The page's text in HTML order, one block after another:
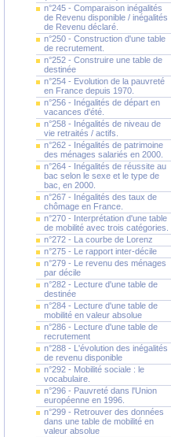
n°245 - Comparaison inégalités
de Revenu disponible / inégalités
de Revenu déclaré.
n°250 - Construction d'une table
de recrutement.
n°252 - Construire une table de
destinée
n°254 - Evolution de la pauvreté
en France depuis 1970.
n°256 - Inégalités de départ en
vacances d'été.
n°258 - Inégalités de niveau de
vie retraités / actifs.
n°262 - Inégalités de patrimoine
des ménages salariés en 2000.
n°264 - Inégalités de réussite au
bac selon le sexe et le type de
bac, en 2000.
n°267 - Inégalités des taux de
chômage en France.
n°270 - Interprétation d'une table
de mobilité avec trois catégories.
n°272 - La courbe de Lorenz
n°275 - Le rapport inter-décile
n°279 - Le revenu des ménages
par décile
n°282 - Lecture d'une table de
destinée
n°284 - Lecture d'une table de
mobilité en valeur absolue
n°286 - Lecture d'une table de
recrutement
n°288 - L'évolution des inégalités
de revenu disponible
n°292 - Mobilité sociale : le
vocabulaire.
n°296 - Pauvreté dans l'Union
européenne en 1996.
n°299 - Retrouver des données
dans une table de mobilité en
valeur absolue